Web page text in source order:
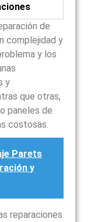
de
complejidad y
y los
y
que otras,
paneles de
costosas.
Parets
y
reparaciones